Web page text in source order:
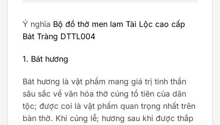
Ý nghĩa Bộ đồ thờ men lam Tài Lộc cao cấp
Bát Tràng DTTL004
1. Bát hương
Bát hương là vật phẩm mang giá trị tinh thần
sâu sắc về văn hóa thờ cúng tổ tiên của dân
tộc; được coi là vật phẩm quan trọng nhất trên
bàn thờ. Khi cúng lễ; hương sau khi được thắp